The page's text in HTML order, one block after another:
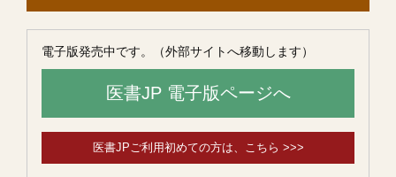
電子版発売中です。（外部サイトへ移動します）
医書JP 電子版ページへ
医書JPご利用初めての方は、こちら >>>